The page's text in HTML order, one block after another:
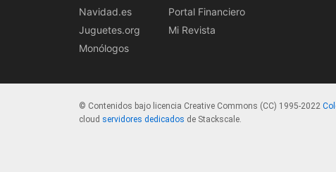
Navidad.es
Juguetes.org
Monólogos
Portal Financiero
Mi Revista
© Contenidos bajo licencia Creative Commons (CC) 1995-2022
cloud servidores dedicados de Stackscale.